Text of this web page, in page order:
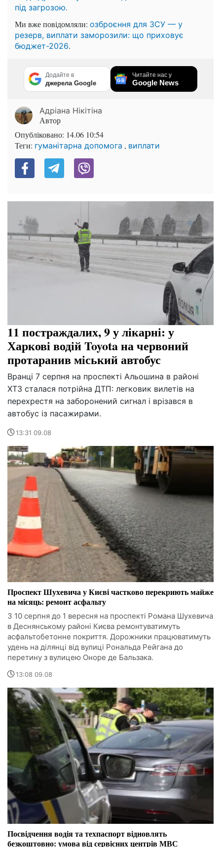
під загрозою.
Ми вже повідомляли: озброєння для ЗСУ — у
резерв, виплати заморозили: що приховує
бюджет-2026.
Додайте в
джерела Google
Читайте нас у
Google News
Адріана Нікітіна
Автор
Опубліковано: 14.06 10:54
Теги: гуманітарна допомога , виплати
11 постраждалих, 9 у лікарні: у
Харкові водій Toyota на червоний
протаранив міський автобус
Вранці 7 серпня на проспекті Альошина в районі
ХТЗ сталася потрійна ДТП: легковик вилетів на
перехрестя на заборонений сигнал і врізався в
автобус із пасажирами.
13:31 09.08
Проспект Шухевича у Києві частково перекриють майже
на місяць: ремонт асфальту
З 10 серпня до 1 вересня на проспекті Романа Шухевича
в Деснянському районі Києва ремонтуватимуть
асфальтобетонне покриття. Дорожники працюватимуть
удень на ділянці від вулиці Рональда Рейгана до
перетину з вулицею Оноре де Бальзака.
13:08 09.08
Посвідчення водія та техпаспорт відновлять
безкоштовно: умова від сервісних центрів МВС